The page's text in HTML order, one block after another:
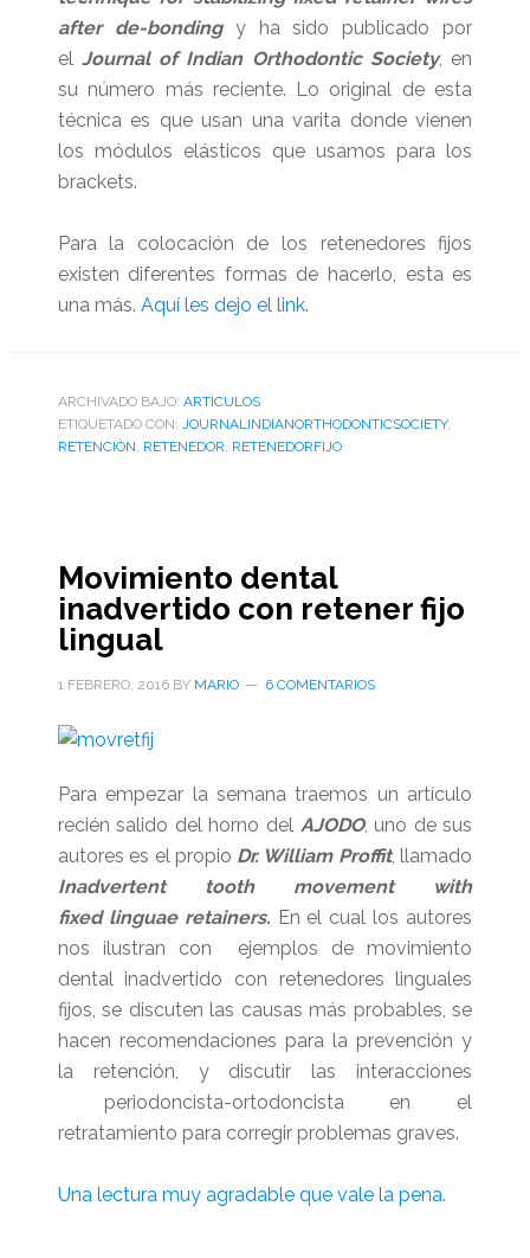
after de-bondingy ha sido publicado por
elJournal of Indian Orthodontic Society, en
su número más reciente. Lo original de esta
técnica es que usan una varita donde vienen
los módulos elásticos que usamos para los
brackets.
Para la colocación de los retenedores fijos
existen diferentes formas de hacerlo, esta es
una más. Aquí les dejo el link.
ARCHIVADO BAJO: ARTÌCULOS
ETIQUETADO CON: JOURNALINDIANORTHODONTICSOCIETY,
RETENCIÒN, RETENEDOR, RETENEDORFIJO
Movimiento dental
inadvertido con retener fijo
lingual
1 FEBRERO, 2016BY MARIO 6 COMENTARIOS
Para empezar la semana traemos un artículo
recién salido del horno del AJODO, uno de sus
autores es el propio Dr. William Proffit, llamado
Inadvertent tooth movement with
fixed linguae retainers. En el cual los autores
nos ilustran con ejemplos de movimiento
dental inadvertido con retenedores linguales
fijos, se discuten las causas más probables, se
hacen recomendaciones para la prevención y
la retención, y discutir las interacciones
periodoncista-ortodoncista en el
retratamiento para corregir problemas graves.
Una lectura muy agradable que vale la pena.